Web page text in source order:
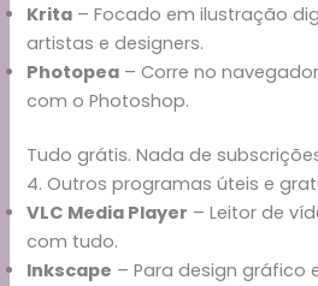
Krita – Focado em ilustração
artistas e designers.
Photopea – Corre no
com o Photoshop.
Tudo grátis. Nada de
4. Outros programas úteis e
VLC Media Player – Leitor de
com tudo.
Inkscape – Para design gráfico